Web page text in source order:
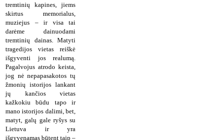
tremtinių kapines, jiems
skirtus memorialus,
muziejus – ir visa tai
darėme dainuodami
tremtinių dainas. Matyti
tragedijos vietas reiškė
išgyventi jos realumą.
Pagalvojus atrodo keista,
jog nė nepapasakotos tų
žmonių istorijos lankant
jų kančios vietas
kažkokiu būdu tapo ir
mano istorijos dalimi, bet,
matyt, galų gale ryšys su
Lietuva ir yra
išgyvenamas būtent taip –